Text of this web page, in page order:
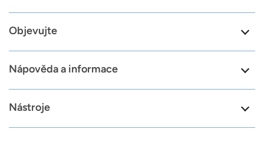
Objevujte
Nápověda a informace
Nástroje